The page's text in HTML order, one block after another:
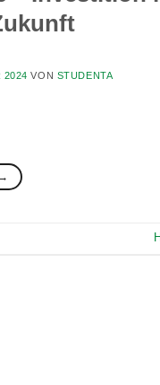
2024 VON STUDENTA
→